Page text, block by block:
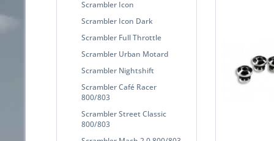
Scrambler Icon
Scrambler Icon Dark
Scrambler Full Throttle
Scrambler Urban Motard
Scrambler Nightshift
Scrambler Café Racer
800/803
Scrambler Street Classic
800/803